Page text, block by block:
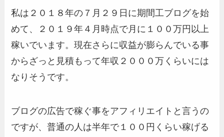
私は２０１８年の７月２９日に期間工ブログを始
めて、２０１９年４月時点で月に１００万円以上
稼いでいます。現在さらに収益が膨らんでいる事
からざっと見積もって年収２０００万くらいには
なりそうです。
ブログの広告で稼ぐ事をアフィリエイトと言うの
ですが、普通の人は半年で１００円くらい稼げる